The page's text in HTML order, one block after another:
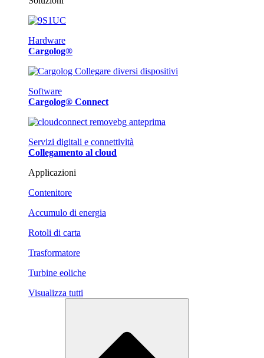
Hardware
Cargolog®
Software
Cargolog® Connect
Servizi digitali e connettività
Collegamento al cloud
Applicazioni
Contenitore
Accumulo di energia
Rotoli di carta
Trasformatore
Turbine eoliche
Visualizza tutti